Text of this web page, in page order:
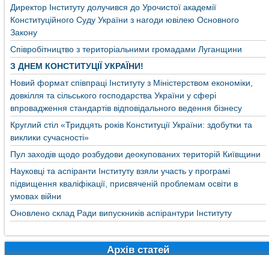
Директор Інституту долучився до Урочистої академії
Конституційного Суду України з нагоди ювілею Основного
Закону
Співробітництво з територіальними громадами Луганщини
З ДНЕМ КОНСТИТУЦІЇ УКРАЇНИ!
Новий формат співпраці Інституту з Міністерством економіки,
довкілля та сільського господарства України у сфері
впровадження стандартів відповідального ведення бізнесу
Круглий стіл «Тридцять років Конституції України: здобутки та
виклики сучасності»
Пул заходів щодо розбудови деокупованих територій Київщини
Науковці та аспіранти Інституту взяли участь у програмі
підвищення кваліфікації, присвяченій проблемам освіти в
умовах війни
Оновлено склад Ради випускників аспірантури Інституту
Архів статей